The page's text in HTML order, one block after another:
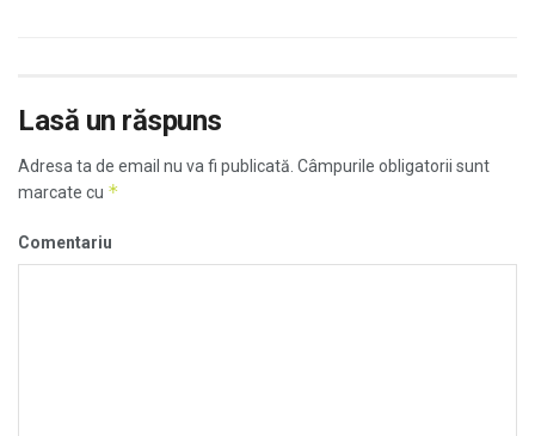
Lasă un răspuns
Adresa ta de email nu va fi publicată. Câmpurile obligatorii sunt
marcate cu *
Comentariu